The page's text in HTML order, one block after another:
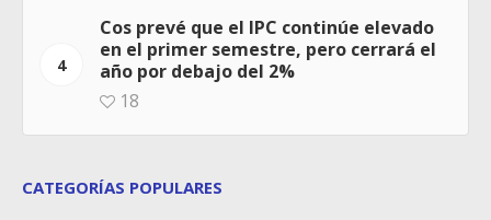
4
Cos prevé que el IPC continúe elevado
en el primer semestre, pero cerrará el
año por debajo del 2%
18
CATEGORÍAS POPULARES